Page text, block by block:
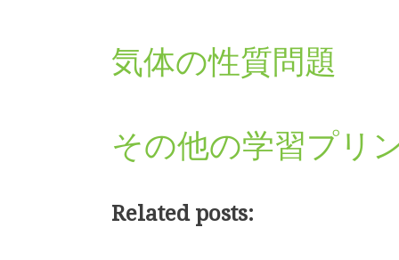
気体の性質問題
その他の学習プリ
Related posts: